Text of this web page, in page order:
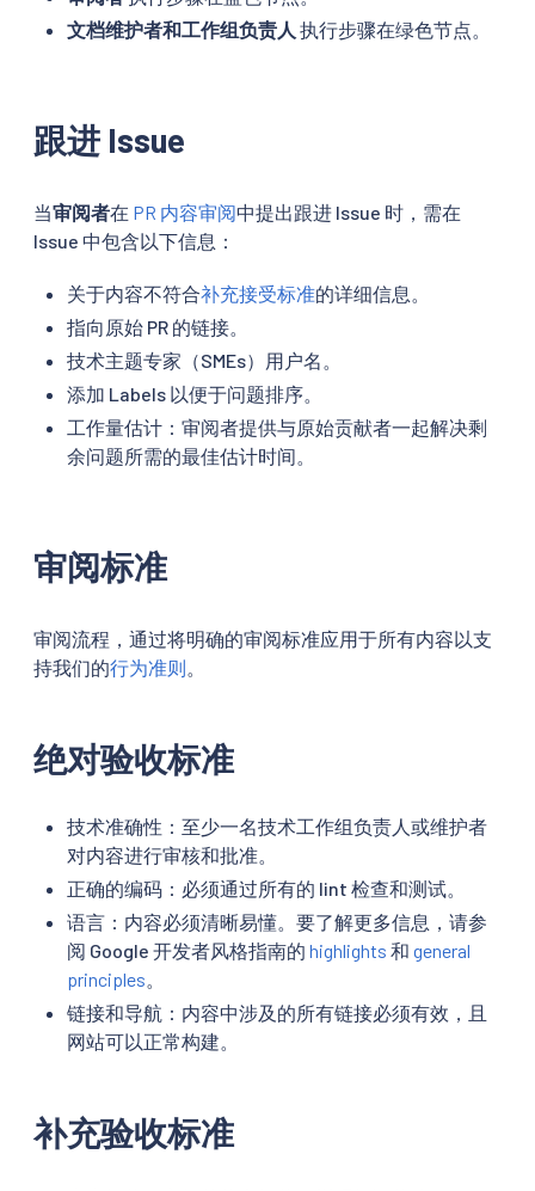
文档维护者和工作组负责人 执行步骤在绿色节点。
跟进 Issue
当审阅者在 PR 内容审阅中提出跟进 Issue 时，需在
Issue 中包含以下信息：
关于内容不符合补充接受标准的详细信息。
指向原始 PR 的链接。
技术主题专家（SMEs）用户名。
添加 Labels 以便于问题排序。
工作量估计：审阅者提供与原始贡献者一起解决剩
余问题所需的最佳估计时间。
审阅标准
审阅流程，通过将明确的审阅标准应用于所有内容以支
持我们的行为准则。
绝对验收标准
技术准确性：至少一名技术工作组负责人或维护者
对内容进行审核和批准。
正确的编码：必须通过所有的 lint 检查和测试。
语言：内容必须清晰易懂。要了解更多信息，请参
阅 Google 开发者风格指南的 highlights 和 general
principles。
链接和导航：内容中涉及的所有链接必须有效，且
网站可以正常构建。
补充验收标准